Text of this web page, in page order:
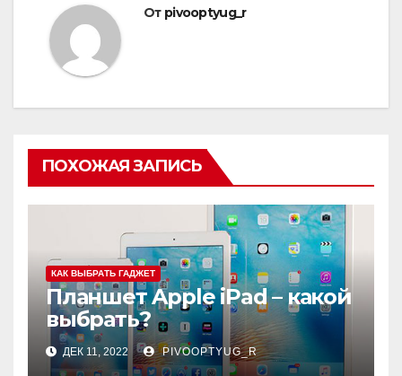
От pivooptyug_r
ПОХОЖАЯ ЗАПИСЬ
КАК ВЫБРАТЬ ГАДЖЕТ
Планшет Apple iPad – какой
выбрать?
ДЕК 11, 2022 PIVOOPTYUG_R